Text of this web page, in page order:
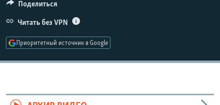
Все сайты РСЕ/РС
Поделиться
Читать без VPN
Приоритетный источник в Google